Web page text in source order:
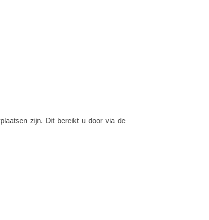
zijn. Dit bereikt u door via de